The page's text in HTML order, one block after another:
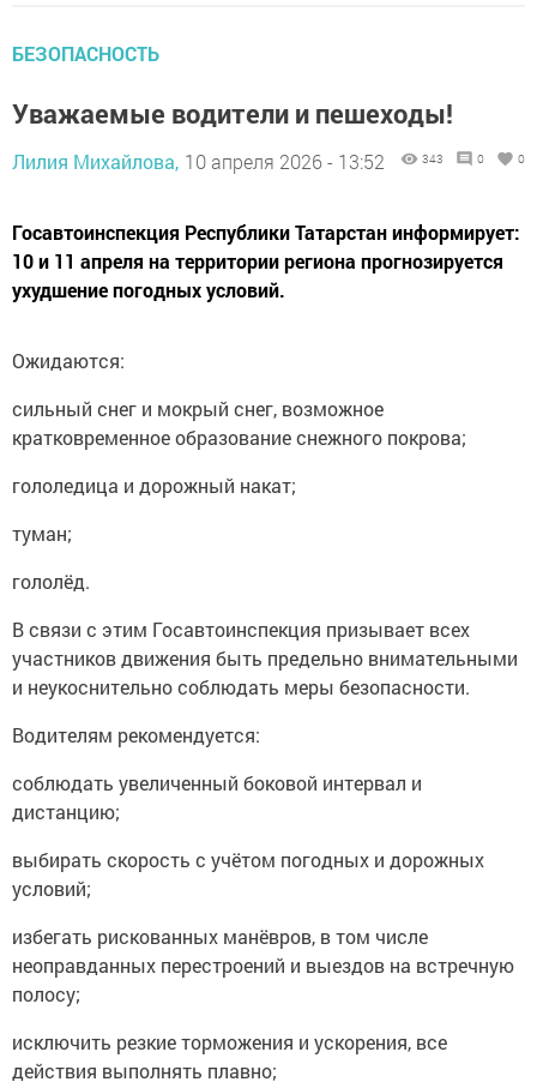
БЕЗОПАСНОСТЬ
Уважаемые водители и пешеходы!
Лилия Михайлова, 10 апреля 2026 - 13:52 343 0 0
Госавтоинспекция Республики Татарстан информирует:
10 и 11 апреля на территории региона прогнозируется
ухудшение погодных условий.
Ожидаются:
сильный снег и мокрый снег, возможное
кратковременное образование снежного покрова;
гололедица и дорожный накат;
туман;
гололёд.
В связи с этим Госавтоинспекция призывает всех
участников движения быть предельно внимательными
и неукоснительно соблюдать меры безопасности.
Водителям рекомендуется:
соблюдать увеличенный боковой интервал и
дистанцию;
выбирать скорость с учётом погодных и дорожных
условий;
избегать рискованных манёвров, в том числе
неоправданных перестроений и выездов на встречную
полосу;
исключить резкие торможения и ускорения, все
действия выполнять плавно;